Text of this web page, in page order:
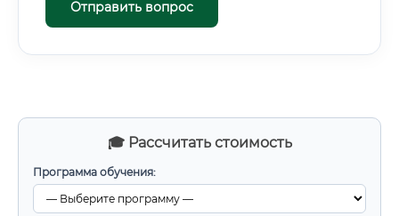
🎓 Рассчитать стоимость
Программа обучения:
Отправить вопрос